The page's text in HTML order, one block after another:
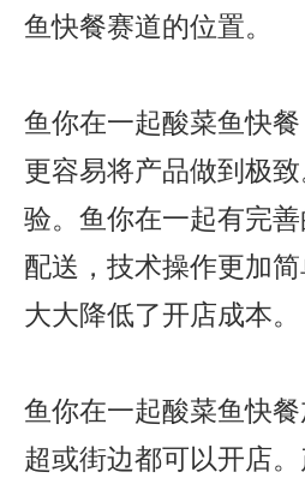
鱼快餐赛道的位置。
鱼你在一起酸菜鱼快
更容易将产品做到极
验。鱼你在一起有完
配送，技术操作更加
大大降低了开店成本。
鱼你在一起酸菜鱼快
超或街边都可以开店